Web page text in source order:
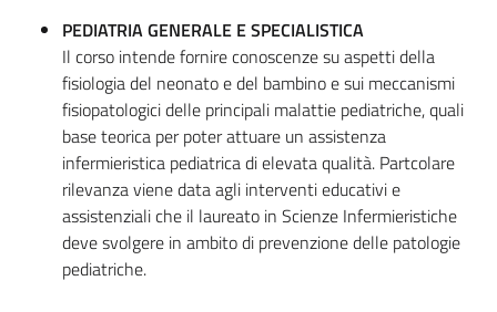
PEDIATRIA GENERALE E SPECIALISTICA
Il corso intende fornire conoscenze su aspetti della
fisiologia del neonato e del bambino e sui meccanismi
fisiopatologici delle principali malattie pediatriche, quali
base teorica per poter attuare un assistenza
infermieristica pediatrica di elevata qualità. Partcolare
rilevanza viene data agli interventi educativi e
assistenziali che il laureato in Scienze Infermieristiche
deve svolgere in ambito di prevenzione delle patologie
pediatriche.